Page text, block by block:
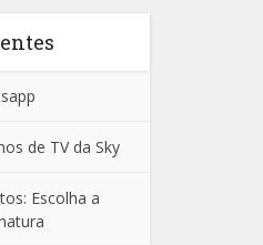
de TV da Sky
Escolha a